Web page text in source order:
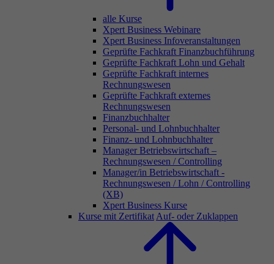
alle Kurse
Xpert Business Webinare
Xpert Business Infoveranstaltungen
Geprüfte Fachkraft Finanzbuchführung
Geprüfte Fachkraft Lohn und Gehalt
Geprüfte Fachkraft internes
Rechnungswesen
Geprüfte Fachkraft externes
Rechnungswesen
Finanzbuchhalter
Personal- und Lohnbuchhalter
Finanz- und Lohnbuchhalter
Manager Betriebswirtschaft –
Rechnungswesen / Controlling
Manager/in Betriebswirtschaft -
Rechnungswesen / Lohn / Controlling
(XB)
Xpert Business Kurse
Kurse mit Zertifikat Auf- oder Zuklappen